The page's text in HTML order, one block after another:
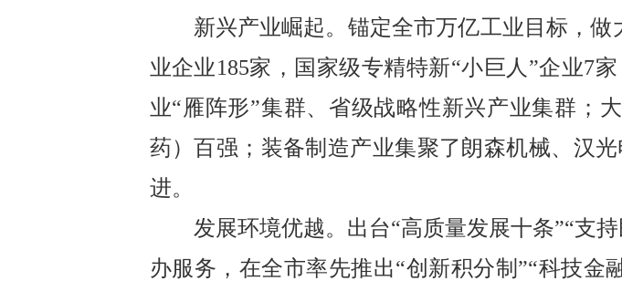
新兴产业崛起。 锚定全市万亿工业目标，
业企业185家，国家级专精特新“小巨人 ”企业7
业“雁阵形”集群、省级战略性新兴产业集群；
药）百强；装备制造产业集聚了朗森机械、汉
进。
发展环境优越。 出台“高质量发展十条”“支
办服务，在全市率先推出“创新积分制 ”“科技金